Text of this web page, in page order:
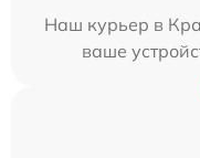
Наш курьер в
ваше